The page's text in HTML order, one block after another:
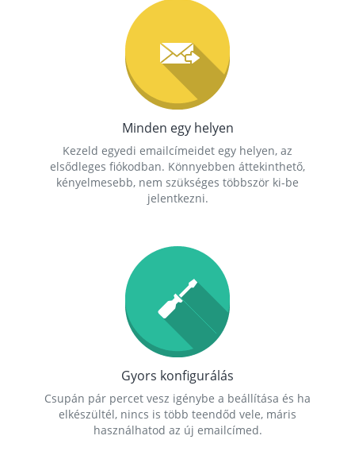
Minden egy helyen
Kezeld egyedi emailcímeidet egy helyen, az
elsődleges fiókodban. Könnyebben áttekinthető,
kényelmesebb, nem szükséges többször ki-be
jelentkezni.
Gyors konfigurálás
Csupán pár percet vesz igénybe a beállítása és ha
elkészültél, nincs is több teendőd vele, máris
használhatod az új emailcímed.